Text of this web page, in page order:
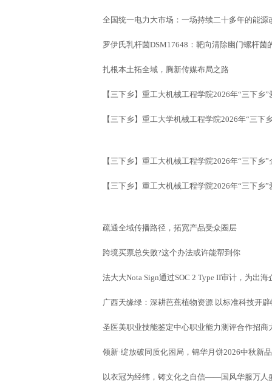
全国统一电力大市场：一场持续二十多年的能源
罗伊氏乳杆菌DSM17648：靶向清除幽门螺杆菌
扎根本土拓全域，腾新传媒布局之路
【三下乡】重工大机械工程学院2026年“三下
【三下乡】重工大学机械工程学院2026年“三
【三下乡】重工大机械工程学院2026年“三下乡
【三下乡】重工大机械工程学院2026年“三下
疏通全域传播路径，拓宽产品受众圈层
跨境买票总失败?这个办法或许能帮到你
法大大Nota Sign通过SOC 2 Type II审计，为出
广西天缘绿：深耕芭蕉植物资源 以标准科技开
圣医美职业技能鉴定中心职业能力测评合作招商
领新·绽放破同质化困局，锦华月饼2026中秋新
以衣冠为经纬，铸文化之自信——国风华服万人